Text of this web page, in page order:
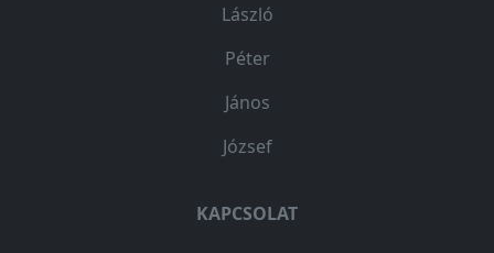
László
Péter
János
József
KAPCSOLAT